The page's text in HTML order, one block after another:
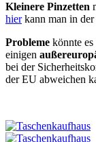
Kleinere Pinzetten
hierkann man in der
Probleme könnte
einigen
bei der
der EU abweichen